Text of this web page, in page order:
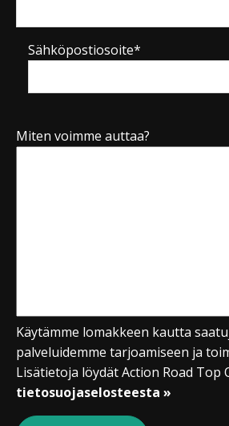
Sähköpostiosoite*
Miten voimme auttaa?
Käytämme lomakkeen kautta
palveluidemme tarjoamiseen ja
Lisätietoja löydät Action Road Top
tietosuojaselosteesta »